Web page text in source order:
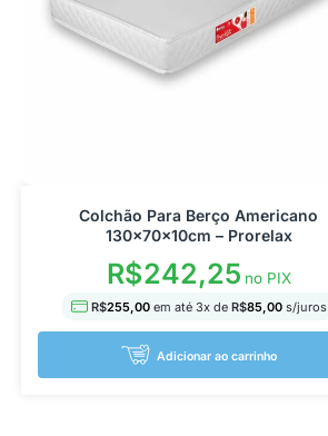
Colchão Para Berço Americano
130x70x10cm – Prorelax
R$242,25no PIX
R$255,00 em até 3x de R$85,00s/juros
Adicionar ao carrinho